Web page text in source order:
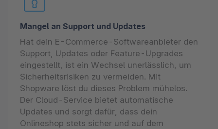
Mangel an Support und Updates
Hat dein E-Commerce-Softwareanbieter den
Support, Updates oder Feature-Upgrades
eingestellt, ist ein Wechsel unerlässlich, um
Sicherheitsrisiken zu vermeiden. Mit
Shopware löst du dieses Problem mühelos.
Der Cloud-Service bietet automatische
Updates und sorgt dafür, dass dein
Onlineshop stets sicher und auf dem